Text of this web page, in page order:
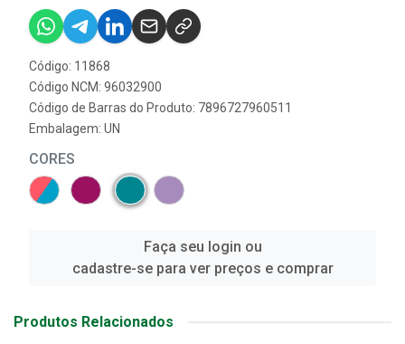
Código: 11868
Código NCM: 96032900
Código de Barras do Produto: 7896727960511
Embalagem: UN
CORES
Faça seu login ou
cadastre-se para ver preços e comprar
Produtos Relacionados